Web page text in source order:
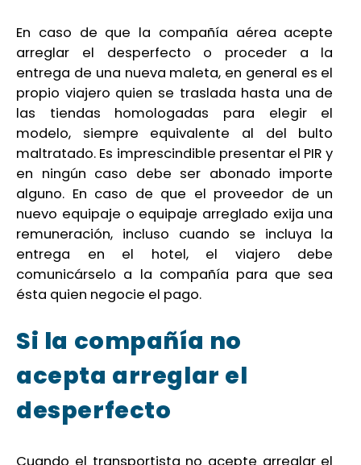
En caso de que la compañía aérea acepte
arreglar el desperfecto o proceder a la
entrega de una nueva maleta, en general es el
propio viajero quien se traslada hasta una de
las tiendas homologadas para elegir el
modelo, siempre equivalente al del bulto
maltratado. Es imprescindible presentar el PIR y
en ningún caso debe ser abonado importe
alguno. En caso de que el proveedor de un
nuevo equipaje o equipaje arreglado exija una
remuneración, incluso cuando se incluya la
entrega en el hotel, el viajero debe
comunicárselo a la compañía para que sea
ésta quien negocie el pago.
Si la compañía no
acepta arreglar el
desperfecto